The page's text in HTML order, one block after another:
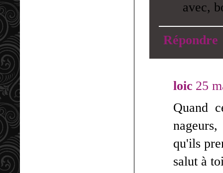
avec,
Répondre
loic 25
Quand
nageurs,
qu'ils
salut à